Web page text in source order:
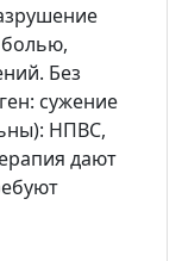
болью,
Без
сужение
НПВС,
дают